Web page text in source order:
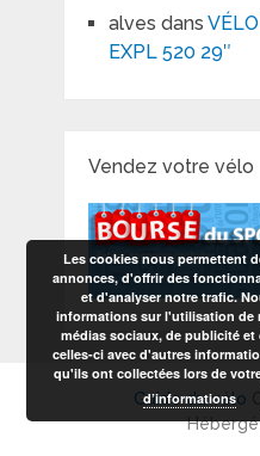
alves dans
EXPL 520 29″
Vendez votre vélo
Guide du vélo
Les cookies nous permettent
annonces, d'offrir des
et d'analyser notre trafic.
informations sur l'utilisation de
médias sociaux, de publicité
celles-ci avec d'autres
qu'ils ont collectées lors de
d’informations